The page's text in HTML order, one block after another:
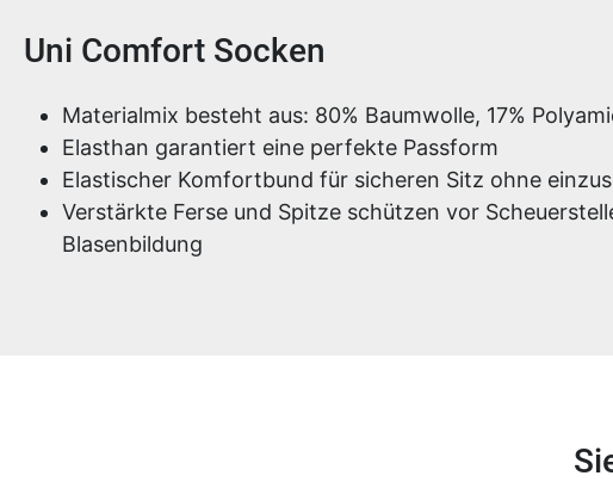
Produktinformationen
Uni Comfort Socken
Materialmix besteht aus: 80% Baumwolle, 17%
Elasthan garantiert eine perfekte Passform
Elastischer Komfortbund für sicheren Sitz ohne
Verstärkte Ferse und Spitze schützen vor
Blasenbildung